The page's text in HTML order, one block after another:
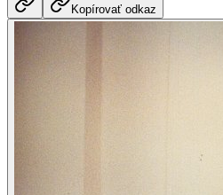
Kopírovať odkaz